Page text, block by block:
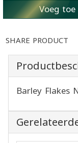
Voeg toe
SHARE PRODUCT